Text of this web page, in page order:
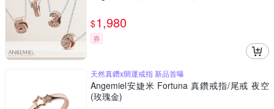
$1,980
券
天然真鑽x開運戒指 新品首曝
Angemiel安婕米 Fortuna 真鑽戒指/尾戒 夜空
(玫瑰金)